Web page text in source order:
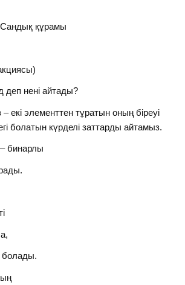
құрамы
нені айтады?
екі элементтен тұратын оның біреуі
болатын күрделі заттарды айтамыз.
бинарлы
болады.